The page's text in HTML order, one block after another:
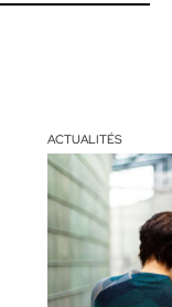
ACTUALITÉS